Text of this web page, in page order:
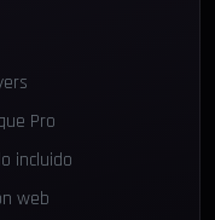
Pro
incluido
web